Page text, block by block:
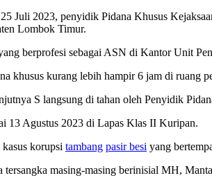
25 Juli 2023, penyidik Pidana Khusus
Lombok Timur.
berprofesi sebagai ASN di Kantor Unit
khusus kurang lebih hampir 6 jam di
S langsung di tahan oleh Penyidik
13 Agustus 2023 di Lapas Klas II Kuripan.
korupsi tambang pasir besi yang
tersangka masing-masing berinisial MH,